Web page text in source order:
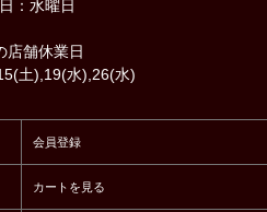
：水曜日
店舗休業日
土),19(水),26(水)
会員登録
カートを見る